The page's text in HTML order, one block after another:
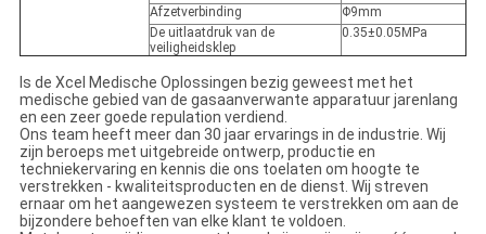
Afzetverbinding
Φ9mm
De uitlaatdruk van de
veiligheidsklep
0.35±0.05MPa
Is de Xcel Medische Oplossingen bezig geweest met het
medische gebied van de gasaanverwante apparatuur jarenlang
en een zeer goede repulation verdiend.
Ons team heeft meer dan 30 jaar ervarings in de industrie. Wij
zijn beroeps met uitgebreide ontwerp, productie en
techniekervaring en kennis die ons toelaten om hoogte te
verstrekken - kwaliteitsproducten en de dienst. Wij streven
ernaar om het aangewezen systeem te verstrekken om aan de
bijzondere behoeften van elke klant te voldoen.